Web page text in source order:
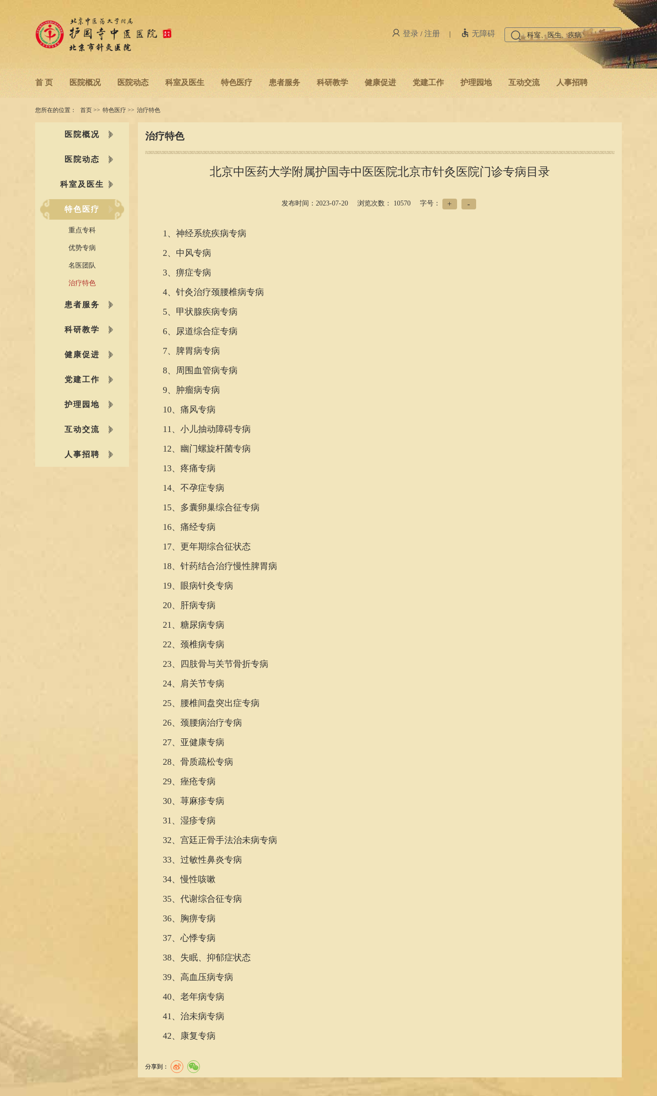
登录 / 注册 无障碍
首 页 医院概况 医院动态 科室及医生 特色医疗 患者服务 科研教学 健康促进 党建工作 护理园地 互动交流 人事招聘
您所在的位置： 首页 >> 特色医疗 >> 治疗特色
医院概况
医院动态
科室及医生
特色医疗
重点专科
优势专病
名医团队
治疗特色
患者服务
科研教学
健康促进
党建工作
护理园地
互动交流
人事招聘
治疗特色
北京中医药大学附属护国寺中医医院北京市针灸医院门诊专病目录
发布时间：2023-07-20 浏览次数： 10570 字号： + -
1、神经系统疾病专病
2、中风专病
3、痹症专病
4、针灸治疗颈腰椎病专病
5、甲状腺疾病专病
6、尿道综合症专病
7、脾胃病专病
8、周围血管病专病
9、肿瘤病专病
10、痛风专病
11、小儿抽动障碍专病
12、幽门螺旋杆菌专病
13、疼痛专病
14、不孕症专病
15、多囊卵巢综合征专病
16、痛经专病
17、更年期综合征状态
18、针药结合治疗慢性脾胃病
19、眼病针灸专病
20、肝病专病
21、糖尿病专病
22、颈椎病专病
23、四肢骨与关节骨折专病
24、肩关节专病
25、腰椎间盘突出症专病
26、颈腰病治疗专病
27、亚健康专病
28、骨质疏松专病
29、痤疮专病
30、荨麻疹专病
31、湿疹专病
32、宫廷正骨手法治未病专病
33、过敏性鼻炎专病
34、慢性咳嗽
35、代谢综合征专病
36、胸痹专病
37、心悸专病
38、失眠、抑郁症状态
39、高血压病专病
40、老年病专病
41、 治未病专病
42、康复专病
分享到：